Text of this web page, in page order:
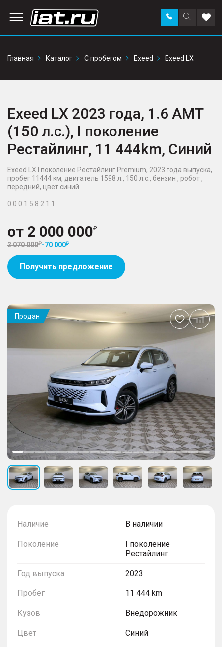
Поиск
по
Заказать
звонок в
Главная
Каталог С пробегом Exeed Exeed LX
Exeed LX 2023 года, 1.6 AMT
(150 л.с.), I поколение
Рестайлинг, 11 444km, Синий
Exeed LX I поколение Рестайлинг Premium, 2023 года выпуска,
пробег 11444 км, двигатель 1598 л., 150 л.с., бензин , робот ,
передний, цвет синий
0 0 0 1 5 8 2 1 1
от 2 000 000
2 070 000 -70 000
Получить предложение
Наличие В наличии
Поколение
I поколение
Рестайлинг
Год выпуска 2023
Пробег 11 444 km
Кузов Внедорожник
Цвет Синий
Продан
Добавить
в
избранное